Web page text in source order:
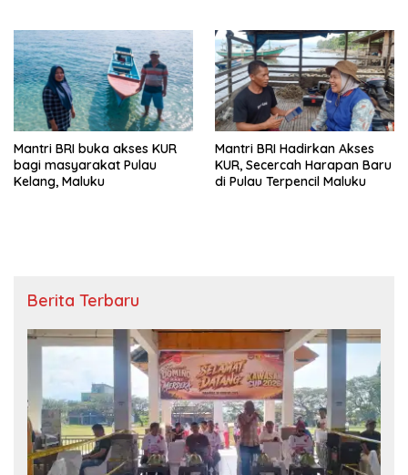
Mantri BRI buka akses KUR
bagi masyarakat Pulau
Kelang, Maluku
Mantri BRI Hadirkan Akses
KUR, Secercah Harapan Baru
di Pulau Terpencil Maluku
Berita Terbaru